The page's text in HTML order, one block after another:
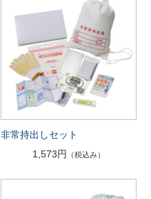
非常持出しセット
1,573円
（税込み）